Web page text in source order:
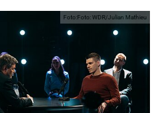
Foto:Foto: WDR/Julian Mathieu